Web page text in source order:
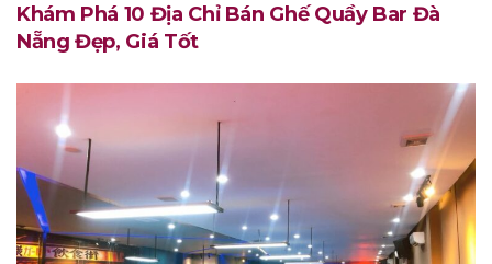
Khám Phá 10 Địa Chỉ Bán Ghế Quầy Bar Đà
Nẵng Đẹp, Giá Tốt